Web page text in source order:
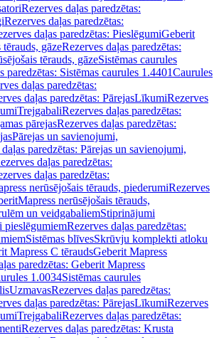
Rezerves daļas paredzētas:
Rezerves daļas paredzētas:
daļas paredzētas: PieslēgumiGeberit
gāzeRezerves daļas paredzētas:
tērauds, gāzeSistēmas caurules
paredzētas: Sistēmas caurules 1.4401Caurules
daļas paredzētas:
daļas paredzētas: PārejasLīkumiRezerves
TrejgabaliRezerves daļas paredzētas:
pārejasRezerves daļas paredzētas:
Pārejas un savienojumi,
paredzētas: Pārejas un savienojumi,
daļas paredzētas:
daļas paredzētas:
nerūsējošais tērauds, piederumiRezerves
nerūsējošais tērauds,
un veidgabaliemStiprinājumi
pieslēgumiemRezerves daļas paredzētas:
Sistēmas blīvesSkrūvju komplekti atloku
Mapress C tēraudsGeberit Mapress
paredzētas: Geberit Mapress
1.0034Sistēmas caurules
UzmavasRezerves daļas paredzētas:
daļas paredzētas: PārejasLīkumiRezerves
TrejgabaliRezerves daļas paredzētas:
Rezerves daļas paredzētas: Krusta